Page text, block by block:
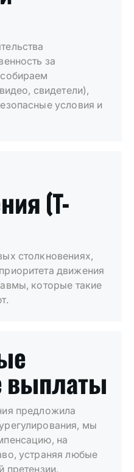
за
свидетели),
условия и
(T-
столкновениях,
движения
которые такие
выплаты
предложила
мы
на
устраняя любые
претензии.